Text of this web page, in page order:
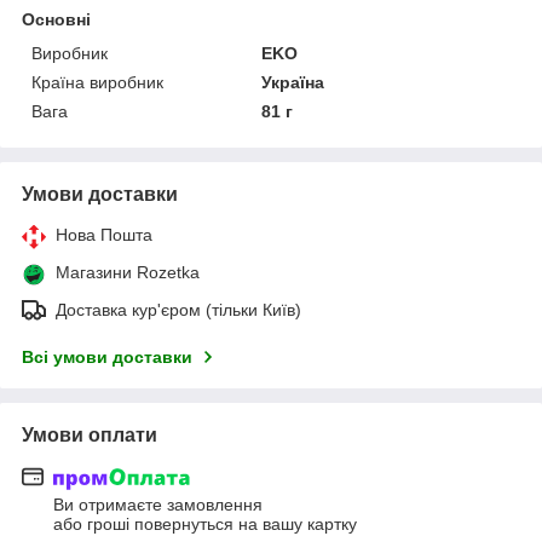
Основні
Виробник
EKO
Країна виробник
Україна
Вага
81 г
Умови доставки
Нова Пошта
Магазини Rozetka
Доставка кур'єром (тільки Київ)
Всі умови доставки
Умови оплати
Ви отримаєте замовлення
або гроші повернуться на вашу картку